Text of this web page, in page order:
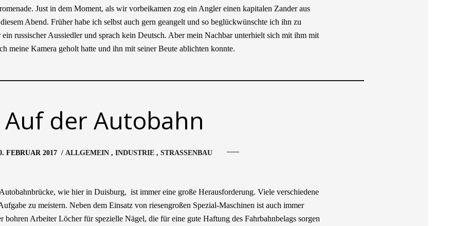
Just in dem Moment, als wir vorbeikamen zog ein Angler einen kapitalen Zander aus
Abend. Früher habe ich selbst auch gern geangelt und so beglückwünschte ich ihn zu
russischer Aussiedler und sprach kein Deutsch. Aber mein Nachbar unterhielt sich mit ihm mit
meine Kamera geholt hatte und ihn mit seiner Beute ablichten konnte.
Auf der Autobahn
FEBRUAR 2017/ ALLGEMEIN INDUSTRIE STRASSENBAU
wie hier in Duisburg, ist immer eine große Herausforderung. Viele verschiedene
zu meistern. Neben dem Einsatz von riesengroßen Spezial-Maschinen ist auch immer
Arbeiter Löcher für spezielle Nägel, die für eine gute Haftung des Fahrbahnbelags sorgen